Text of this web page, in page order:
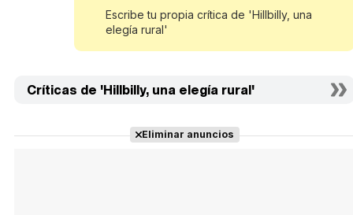
Escribe tu propia crítica de 'Hillbilly, una
elegía rural'
Críticas de 'Hillbilly, una elegía rural'
Eliminar anuncios